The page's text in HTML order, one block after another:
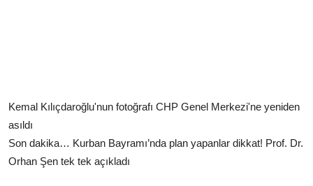
Kemal Kılıçdaroğlu'nun fotoğrafı CHP Genel Merkezi'ne yeniden
asıldı
Son dakika… Kurban Bayramı’nda plan yapanlar dikkat! Prof. Dr.
Orhan Şen tek tek açıkladı